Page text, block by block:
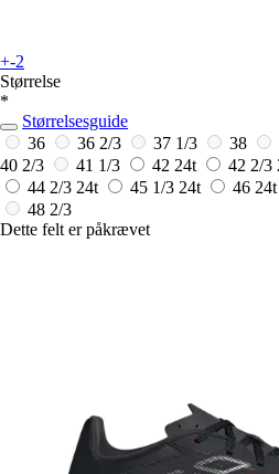
+-2
Størrelse
*
Størrelsesguide
36
36 2/3 37 1/3 38
40 2/3
41 1/3 42 24t 42 2/3
44 2/3 24t 45 1/3 24t 46 24t
48 2/3
Dette felt er påkrævet